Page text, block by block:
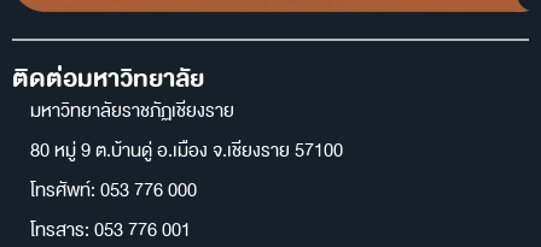
ติดต่อมหาวิทยาลัย
มหาวิทยาลัยราชภัฏเชียงราย
80 หมู่ 9 ต.บ้านดู่ อ.เมือง จ.เชียงราย 57100
โทรศัพท์: 053 776 000
โทรสาร: 053 776 001